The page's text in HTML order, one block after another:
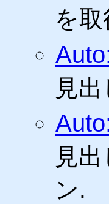
を取
見
見
ン.